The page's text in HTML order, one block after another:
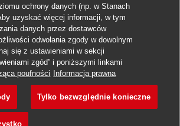
Aplikuj
Obserwuj Postbote für Pakete und
ochrony danych (np. w Stanach
uzyskać więcej informacji, w tym
danych przez dostawców
odwołania zgody w dowolnym
się z ustawieniami w sekcji
zgód” i poniższymi linkami
poufności
Informacja prawna
Tylko bezwzględnie konieczne